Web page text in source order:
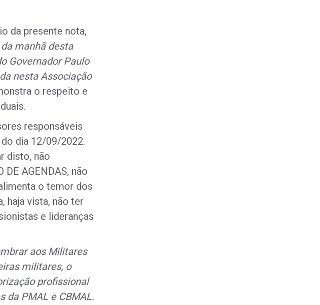
da presente nota,
manhã desta
Governador Paulo
nesta Associação
o respeito e
responsáveis
dia 12/09/2022.
disto, não
AGENDAS, não
o temor dos
haja vista, não ter
e lideranças
aos Militares
militares, o
profissional
da PMAL e CBMAL.